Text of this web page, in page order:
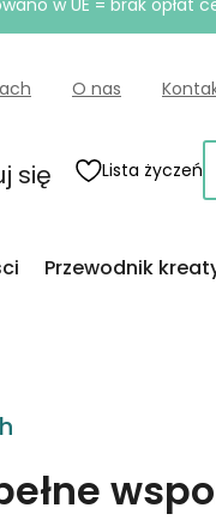
w UE = brak opłat
O nas
się Lista życzeń
Przewodnik